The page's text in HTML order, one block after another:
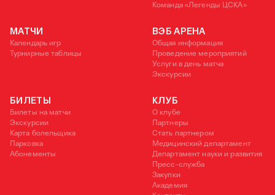
Команда «Легенды ЦСКА»
МАТЧИ
Календарь игр
Турнирные таблицы
ВЭБ АРЕНА
Общая информация
Проведение мероприятий
Услуги в день матча
Экскурсии
БИЛЕТЫ
Билеты на матчи
Экскурсии
Карта болельщика
Парковка
Абонементы
КЛУБ
О клубе
Партнеры
Стать партнером
Медицинский департамент
Департамент науки и развития
Пресс-служба
Закупки
Академия